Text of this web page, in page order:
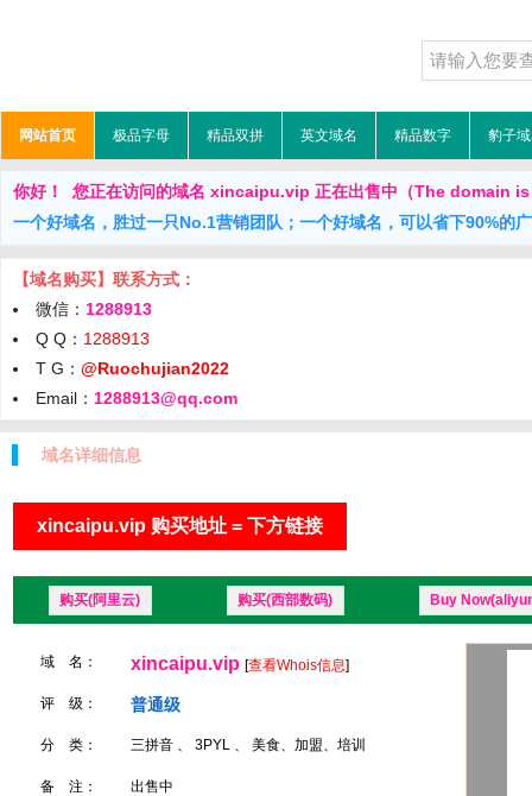
网站首页 极品字母 精品双拼 英文域名 精品数字 豹子
你好！ 您正在访问的域名 xincaipu.vip 正在出售中（The domain
一个好域名，胜过一只No.1营销团队；一个好域名，可以省下90%的
【域名购买】联系方式：
微信： 1288913
Q Q： 1288913
T G： @Ruochujian2022
Email： 1288913@qq.com
域名详细信息
xincaipu.vip 购买地址 = 下方链接
购买(阿里云) 购买(西部数码) Buy
域 名： xincaipu.vip [查看Whois信息]
评 级： 普通级
分 类： 三拼音 、 3PYL 、 美食、加盟、培训
备 注： 出售中